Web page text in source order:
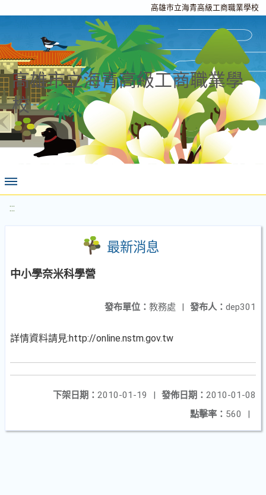
高雄市立海青高級工商職業學校
高雄市立海青高級工商職業學
校
:::
最新消息
中小學奈米科學營
發布人： dep301
發布單位： 教務處 |
詳情資料請見:http://online.nstm.gov.tw
發佈日期： 2010-01-08
下架日期： 2010-01-19
|
點擊率： 560 |